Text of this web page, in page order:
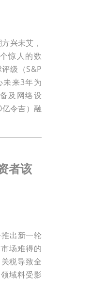
兴未艾，
惊人的数
级（S&P
未来3年为
及网络设
令吉）融
者该
出新一轮
场难得的
税导致全
域料受影